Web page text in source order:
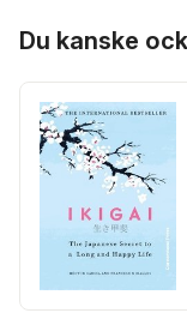
Du kanske